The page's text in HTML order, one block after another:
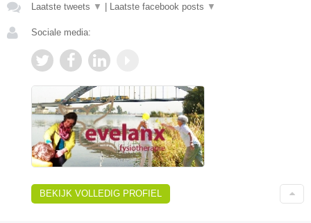
Laatste tweets ▼ | Laatste facebook posts ▼
Sociale media:
BEKIJK VOLLEDIG PROFIEL